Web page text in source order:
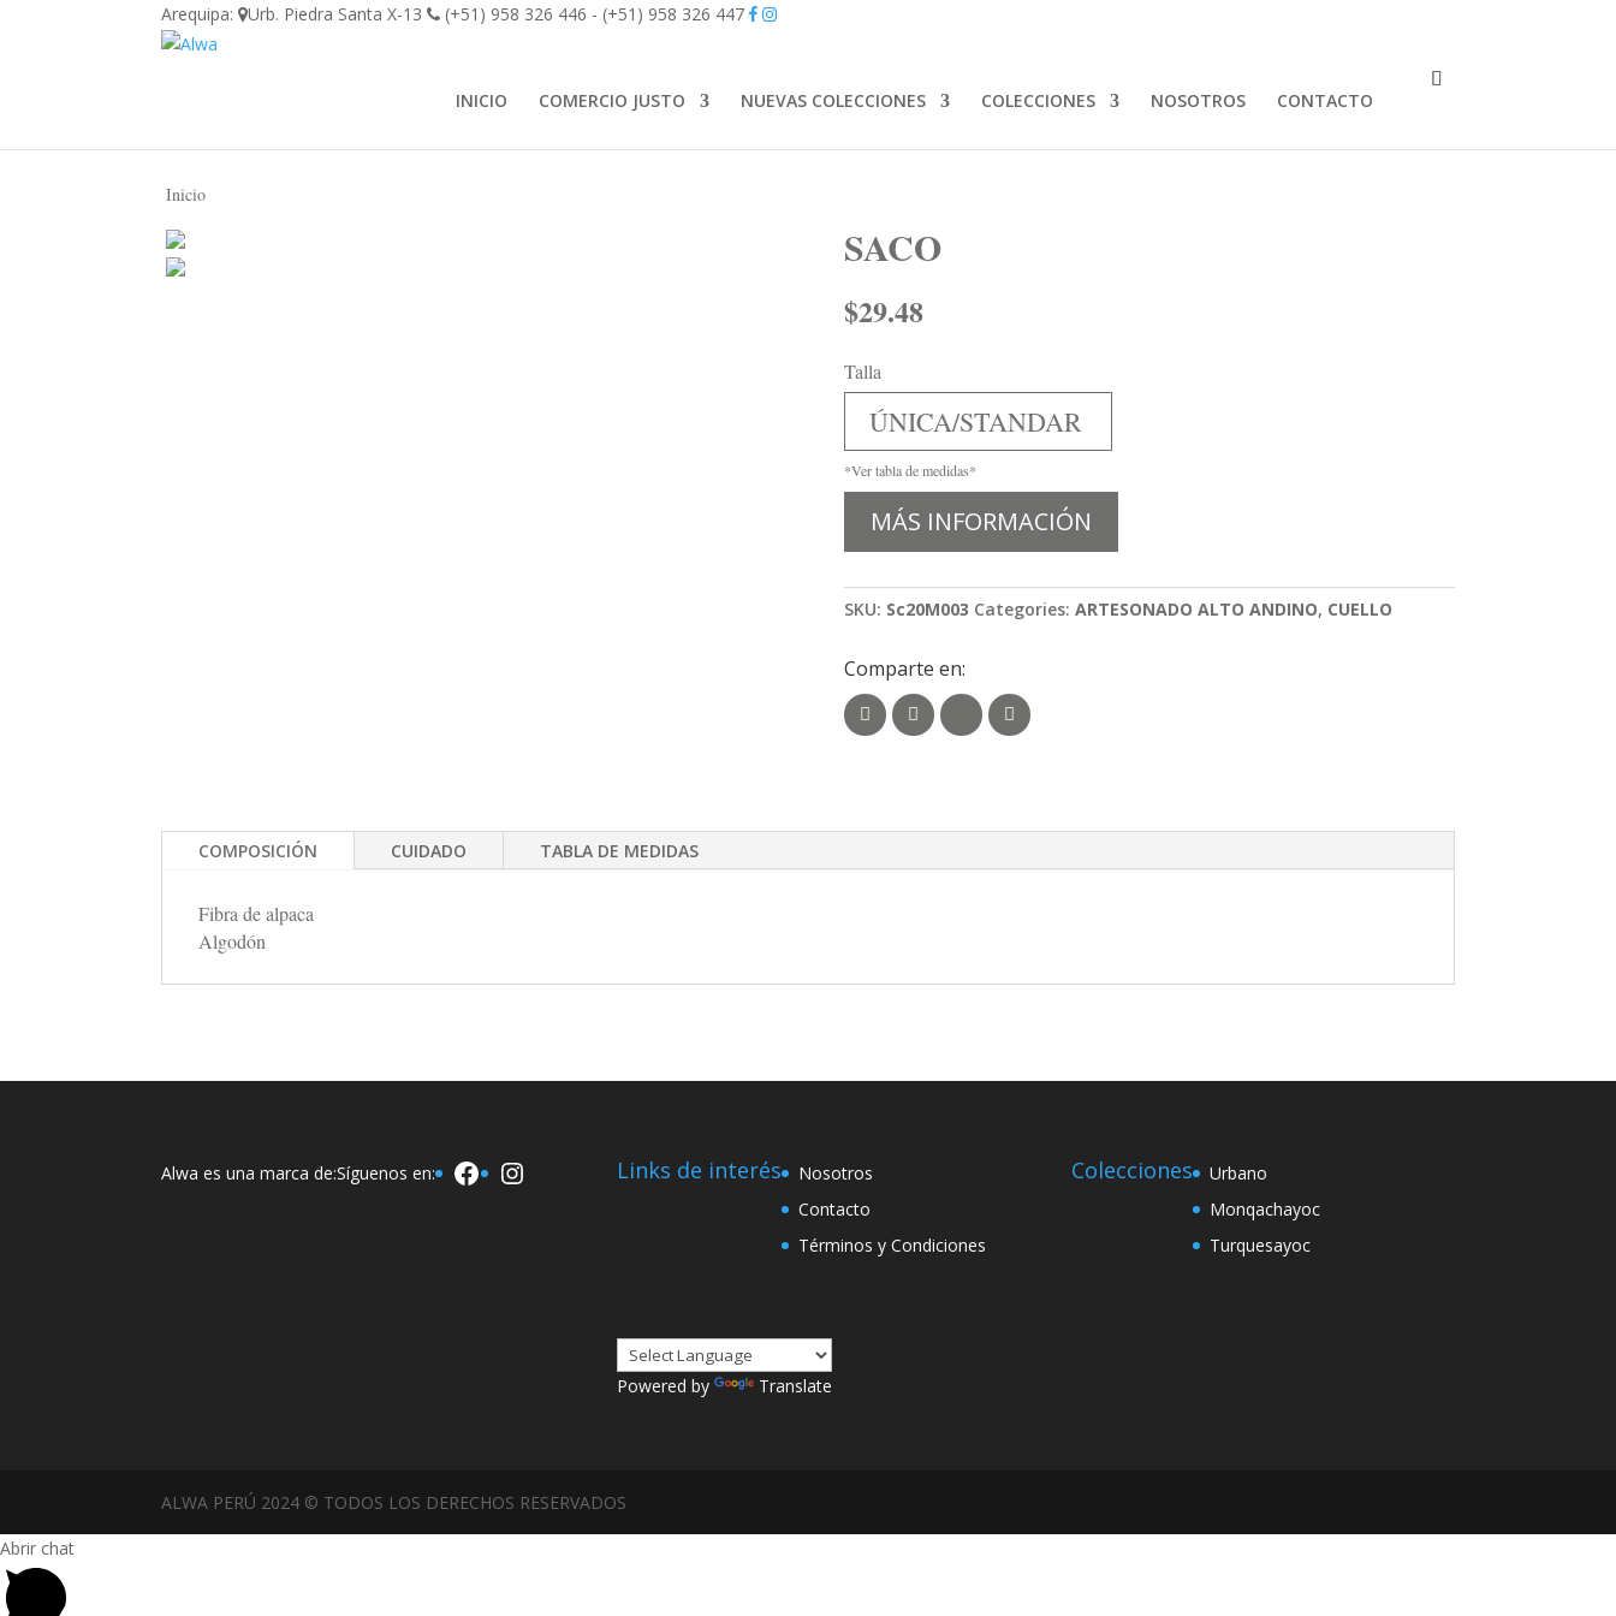
Arequipa: Urb. Piedra Santa X-13 (+51) 958 326 446 - (+51) 958 326 447
INICIO COMERCIO JUSTO NUEVAS COLECCIONES COLECCIONES NOSOTROS CONTACTO
Inicio
SACO
$29.48
Talla
ÚNICA/STANDAR
*Ver tabla de medidas*
MÁS INFORMACIÓN
SKU: Sc20M003 Categories: ARTESONADO ALTO ANDINO, CUELLO
Comparte en:
COMPOSICIÓN CUIDADO TABLA DE MEDIDAS
Fibra de alpaca
Algodón
Alwa es una marca de:Síguenos en: Facebook
InstagramLinks de interés
Nosotros
Contacto
Términos y Condiciones
Powered by Translate
Colecciones
Urbano
Monqachayoc
Turquesayoc
ALWA PERÚ 2024 © TODOS LOS DERECHOS RESERVADOS
Abrir chat